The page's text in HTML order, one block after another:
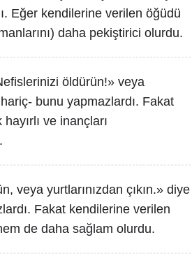
Eğer kendilerine verilen öğüdü
daha pekiştirici olurdu.
öldürün!» veya
bunu yapmazlardı. Fakat
ve inançları
veya yurtlarınızdan çıkın.» diye
Fakat kendilerine verilen
de daha sağlam olurdu.